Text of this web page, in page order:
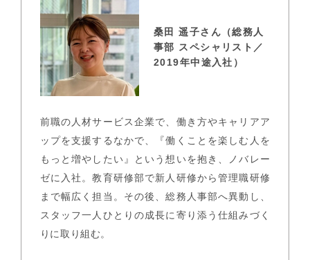
桑田 遥子さん（総務人
事部 スペシャリスト／
2019年中途入社）
前職の人材サービス企業で、働き方やキャリアア
ップを支援するなかで、『働くことを楽しむ人を
もっと増やしたい』という想いを抱き、ノバレー
ゼに入社。教育研修部で新人研修から管理職研修
まで幅広く担当。その後、総務人事部へ異動し、
スタッフ一人ひとりの成長に寄り添う仕組みづく
りに取り組む。